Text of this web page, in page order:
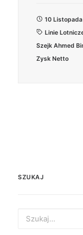
10
Linie
Szejk Ahmed
Zysk Netto
SZUKAJ
for: